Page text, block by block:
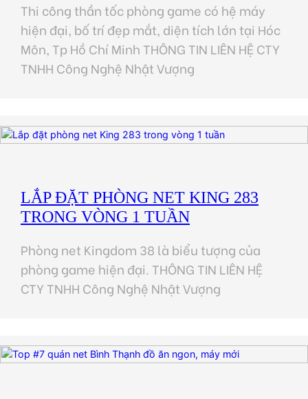
Thi công thần tốc phòng game có hệ máy
hiện đại, bố trí đẹp mắt, diện tích lớn tại Hóc
Môn, Tp Hồ Chí Minh THÔNG TIN LIÊN HỆ CTY
TNHH Công Nghệ Nhật Vượng
LẮP ĐẶT PHÒNG NET KING 283
TRONG VÒNG 1 TUẦN
Phòng net Kingdom 38 là biểu tượng của
phòng game hiện đại. THÔNG TIN LIÊN HỆ
CTY TNHH Công Nghệ Nhật Vượng